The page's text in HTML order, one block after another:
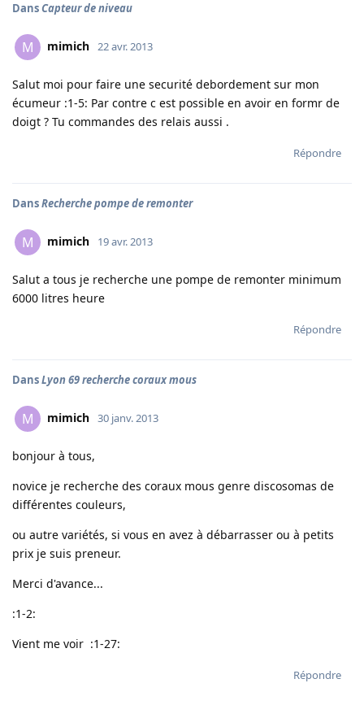
DansCapteur de niveau
M mimich 22 avr. 2013
Salut moi pour faire une securité debordement sur mon
écumeur :1-5: Par contre c est possible en avoir en formr de
doigt ? Tu commandes des relais aussi .
Répondre
DansRecherche pompe de remonter
M mimich 19 avr. 2013
Salut a tous je recherche une pompe de remonter minimum
6000 litres heure
Répondre
DansLyon 69 recherche coraux mous
M mimich 30 janv. 2013
bonjour à tous,
novice je recherche des coraux mous genre discosomas de
différentes couleurs,
ou autre variétés, si vous en avez à débarrasser ou à petits
prix je suis preneur.
Merci d'avance...
:1-2:
Vient me voir :1-27:
Répondre